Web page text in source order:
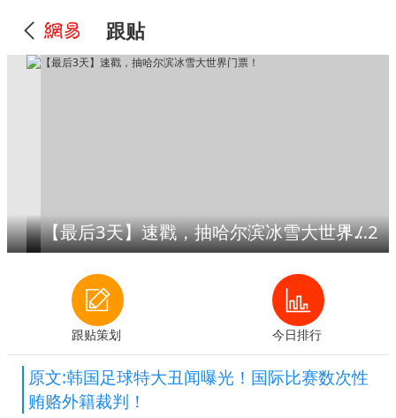
跟贴
【最后3天】速戳，抽哈尔滨冰雪大世界门票！1/2
跟贴策划 今日排行
原文:韩国足球特大丑闻曝光！国际比赛数次性
贿赂外籍裁判！